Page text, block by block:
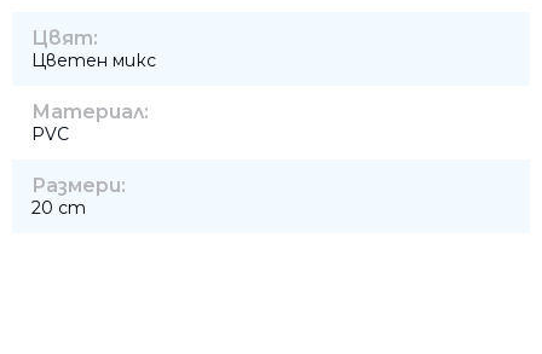
Цвят:
Цветен микс
Материал:
PVC
Размери:
20 cm